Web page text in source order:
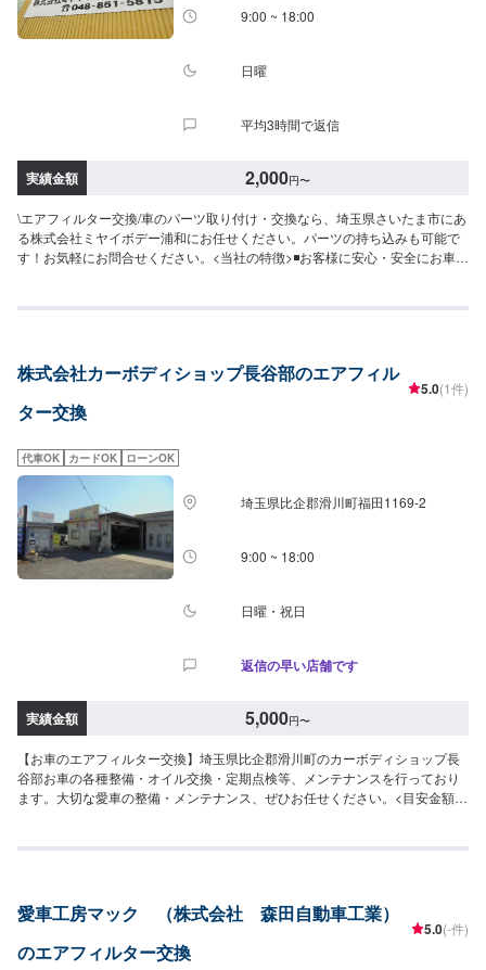
9:00 ~ 18:00
日曜
平均3時間で返信
実績金額 2,000円〜
\エアフィルター交換/車のパーツ取り付け・交換なら、埼玉県さいたま市にあ
る株式会社ミヤイボデー浦和にお任せください。パーツの持ち込みも可能で
す！お気軽にお問合せください。<当社の特徴>◾お客様に安心・安全にお車に
経験の長いスタッフが丁寧にわかりやすく説明いたしますので、その都度お
【1】お問い合わせ【2】車の確認・お見積もりの作成【3】車のお預かり
【4】修理開始【5】修理終了・お支払い【6】アフターサポート【代車につ
いて】作業中にお車が必要なお客様には、代車をお出しすることもできます
すべてにETC、ナビが付いております。※代車の燃料代はお客様にご負担いた
だいております。【定休日・営業時間】定休日：不定休日曜日はお問い合わ
せください。営業時間：9:00~18:00
株式会社カーボディショップ長谷部のエアフィル
ター交換
5.0(1件)
代車OK カードOK ローンOK
埼玉県比企郡滑川町福田1169-2
9:00 ~ 18:00
日曜・祝日
返信の早い店舗です
実績金額 5,000円〜
【お車のエアフィルター交換】埼玉県比企郡滑川町のカーボディショップ長
谷部お車の各種整備・オイル交換・定期点検等、メンテナンスを行っており
ます。大切な愛車の整備・メンテナンス、ぜひお任せください。<目安金額
ておりますので「他のお店では断られてしまった…」という方はお気軽にご
お声がけください。
愛車工房マック （株式会社 森田自動車工業）
のエアフィルター交換
5.0(-件)